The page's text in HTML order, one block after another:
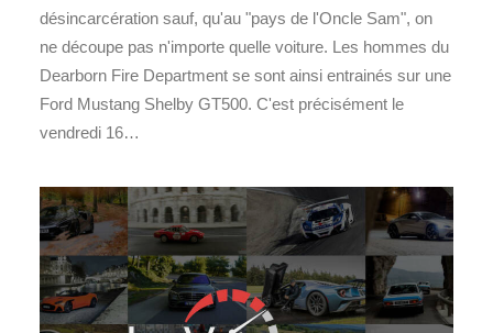
désincarcération sauf, qu'au "pays de l'Oncle Sam", on
ne découpe pas n'importe quelle voiture. Les hommes du
Dearborn Fire Department se sont ainsi entrainés sur une
Ford Mustang Shelby GT500. C'est précisément le
vendredi 16…